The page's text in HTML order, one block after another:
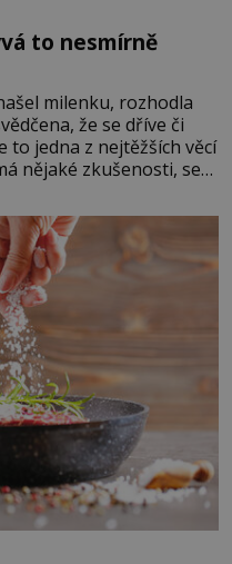
to nesmírně
milenku, rozhodla
že se dříve či
to jedna z nejtěžších věcí
nějaké zkušenosti, se
pořídil milenku,